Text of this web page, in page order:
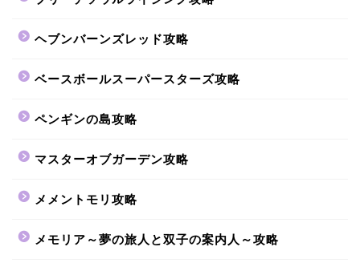
ヘブンバーンズレッド攻略
ベースボールスーパースターズ攻略
ペンギンの島攻略
マスターオブガーデン攻略
メメントモリ攻略
メモリア～夢の旅人と双子の案内人～攻略